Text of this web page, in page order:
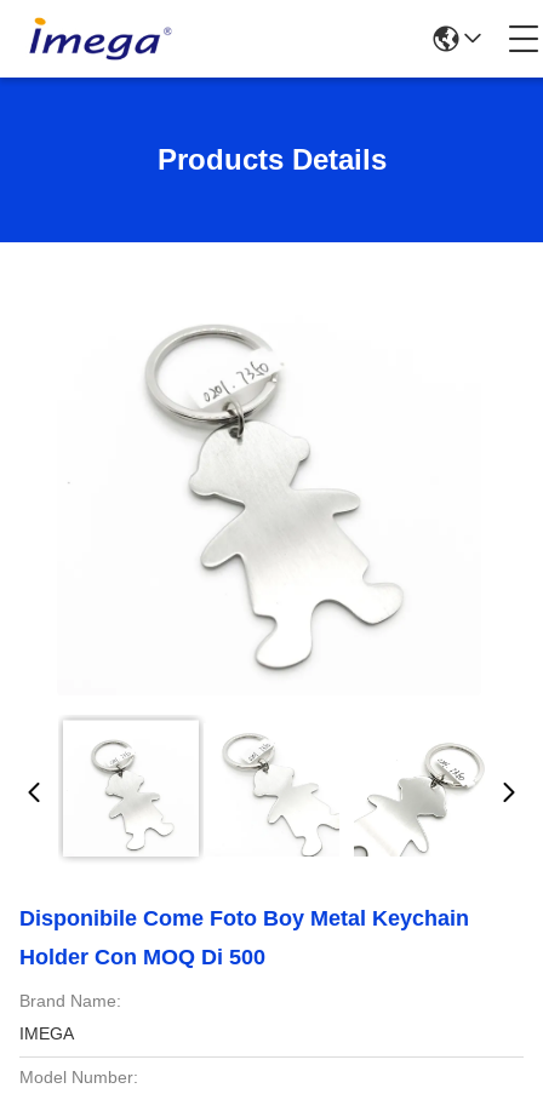
Products Details
Disponibile Come Foto Boy Metal Keychain
Holder Con MOQ Di 500
Brand Name:
IMEGA
Model Number: